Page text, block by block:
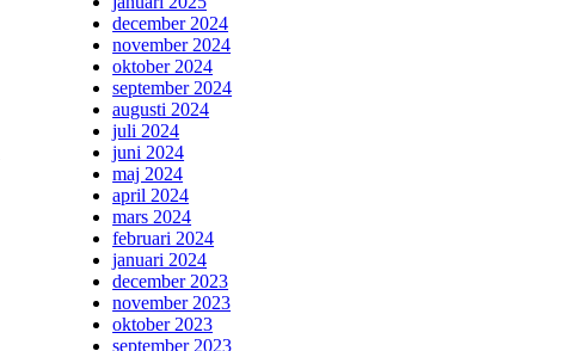
december 2024
november 2024
oktober 2024
september 2024
augusti 2024
juli 2024
juni 2024
maj 2024
april 2024
mars 2024
februari 2024
januari 2024
december 2023
november 2023
oktober 2023
september 2023